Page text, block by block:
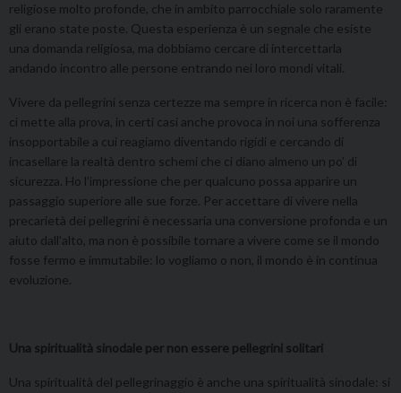
religiose molto profonde, che in ambito parrocchiale solo raramente
gli erano state poste. Questa esperienza è un segnale che esiste
una domanda religiosa, ma dobbiamo cercare di intercettarla
andando incontro alle persone entrando nei loro mondi vitali.
Vivere da pellegrini senza certezze ma sempre in ricerca non è facile:
ci mette alla prova, in certi casi anche provoca in noi una sofferenza
insopportabile a cui reagiamo diventando rigidi e cercando di
incasellare la realtà dentro schemi che ci diano almeno un po’ di
sicurezza. Ho l’impressione che per qualcuno possa apparire un
passaggio superiore alle sue forze. Per accettare di vivere nella
precarietà dei pellegrini è necessaria una conversione profonda e un
aiuto dall’alto, ma non è possibile tornare a vivere come se il mondo
fosse fermo e immutabile: lo vogliamo o non, il mondo è in continua
evoluzione.
Una spiritualità sinodale per non essere pellegrini solitari
Una spiritualità del pellegrinaggio è anche una spiritualità sinodale: si